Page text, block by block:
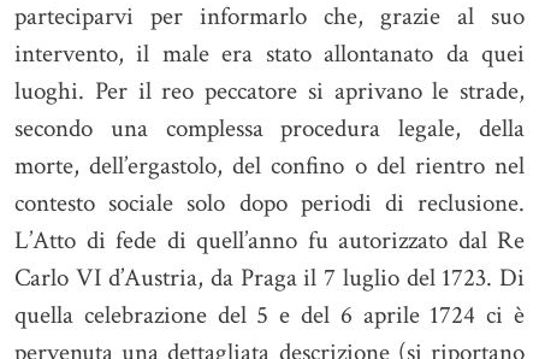
parteciparvi per informarlo che, grazie al suo
intervento, il male era stato allontanato da quei
luoghi. Per il reo peccatore si aprivano le strade,
secondo una complessa procedura legale, della
morte, dell’ergastolo, del confino o del rientro nel
contesto sociale solo dopo periodi di reclusione.
L’Atto di fede di quell’anno fu autorizzato dal Re
Carlo VI d’Austria, da Praga il 7 luglio del 1723. Di
quella celebrazione del 5 e del 6 aprile 1724 ci è
pervenuta una dettagliata descrizione (si riportano